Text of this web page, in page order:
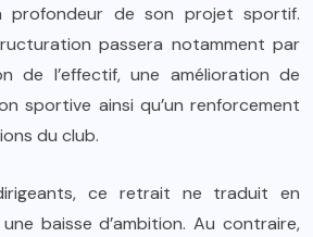
profondeur de son projet sportif.
passera notamment par
de l’effectif, une amélioration de
sportive ainsi qu’un renforcement
du club.
ce retrait ne traduit en
baisse d’ambition. Au contraire,